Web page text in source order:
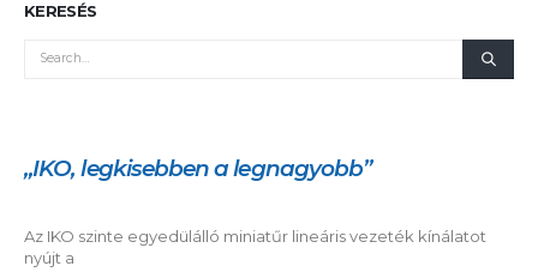
„IKO, legkisebben a legnagyobb”
Az IKO szinte egyedülálló miniatűr lineáris vezeték kínálatot
nyújt a
KERESÉS